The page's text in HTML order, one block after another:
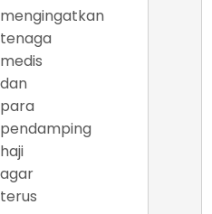
mengingatkan
tenaga
medis
dan
para
pendamping
haji
agar
terus